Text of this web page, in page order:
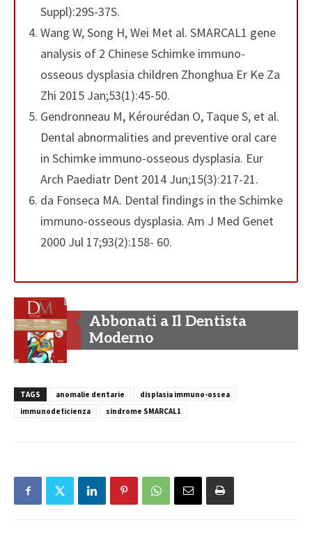
Suppl):29S-37S.
Wang W, Song H, Wei Met al. SMARCAL1 gene
analysis of 2 Chinese Schimke immuno-
osseous dysplasia children Zhonghua Er Ke Za
Zhi 2015 Jan;53(1):45-50.
Gendronneau M, Kérourédan O, Taque S, et al.
Dental abnormalities and preventive oral care
in Schimke immuno-osseous dysplasia. Eur
Arch Paediatr Dent 2014 Jun;15(3):217-21.
da Fonseca MA. Dental findings in the Schimke
immuno-osseous dysplasia. Am J Med Genet
2000 Jul 17;93(2):158- 60.
Abbonati a Il Dentista
Moderno
TAGS anomalie dentarie
displasia immuno-ossea
immunodeficienza
sindrome SMARCAL1